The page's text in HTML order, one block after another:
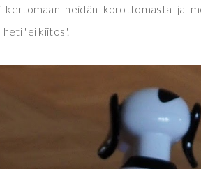
heidän korottomasta ja
"ei kiitos".